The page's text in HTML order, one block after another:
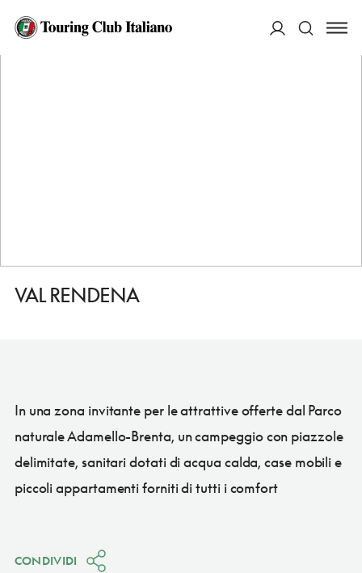
HOME
VAL RENDENA
In una zona invitante per le attrattive offerte dal Parco
naturale Adamello-Brenta, un campeggio con piazzole
delimitate, sanitari dotati di acqua calda, case mobili e
piccoli appartamenti forniti di tutti i comfort
CONDIVIDI